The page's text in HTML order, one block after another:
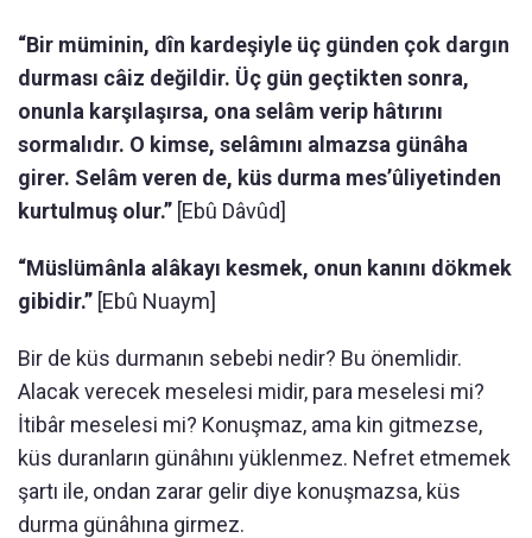
“Bir müminin, dîn kardeşiyle üç günden çok dargın
durması câiz değildir. Üç gün geçtikten sonra,
onunla karşılaşırsa, ona selâm verip hâtırını
sormalıdır. O kimse, selâmını almazsa günâha
girer. Selâm veren de, küs durma mes’ûliyetinden
kurtulmuş olur.” [Ebû Dâvûd]
“Müslümânla alâkayı kesmek, onun kanını dökmek
gibidir.” [Ebû Nuaym]
Bir de küs durmanın sebebi nedir? Bu önemlidir.
Alacak verecek meselesi midir, para meselesi mi?
İtibâr meselesi mi? Konuşmaz, ama kin gitmezse,
küs duranların günâhını yüklenmez. Nefret etmemek
şartı ile, ondan zarar gelir diye konuşmazsa, küs
durma günâhına girmez.